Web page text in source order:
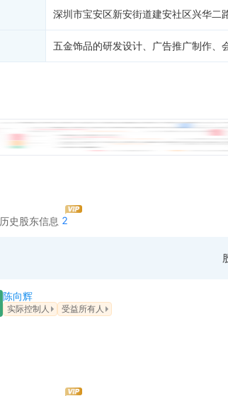
深圳市宝安区新安街道建安社区兴华
五金饰品的研发设计、广告推广制作、
历史股东信息 2
陈向辉
实际控制人 受益所有人